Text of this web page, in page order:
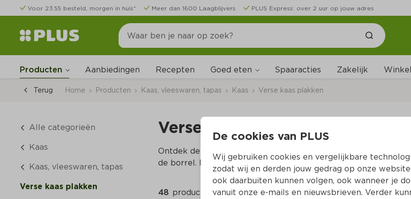
Voor 23:55 besteld, morgen in huis* Meer dan 1600 Laagblijvers PLUS Express: over 2 uur op jouw adres
Producten Aanbiedingen Recepten Goed eten Spaaracties Zakelijk
Terug Home Producten Kaas, vleeswaren, tapas Kaas Verse kaas plakken
Alle categorieën
Kaas
Kaas, vleeswaren, tapas
Verse kaas plakken
Verse kaas plakken
Ontdek de lekkerste verse kaas plakken bij PLUS. Van jong
de borrel. Bestel eenvoudig jouw favoriete plak kaas online!
48 producten
De cookies van PLUS
Wij gebruiken cookies en vergelijkbare
zodat wij en derden jouw gedrag op onze
ook daarbuiten kunnen volgen, ook wanneer je
vanuit onze e-mails en nieuwsbrieven. Verder